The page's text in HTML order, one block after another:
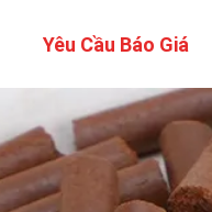
Yêu Cầu Báo Giá